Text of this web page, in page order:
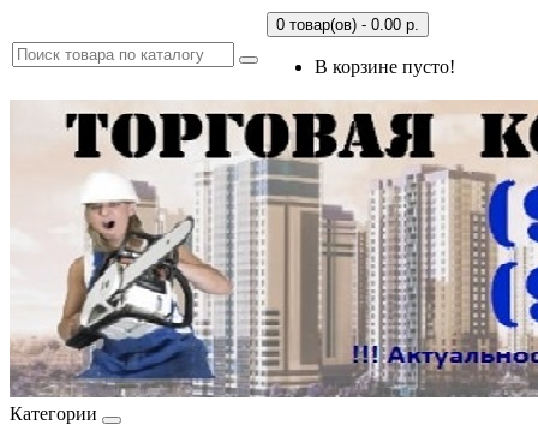
0 товар(ов) - 0.00 р.
В корзине пусто!
Категории